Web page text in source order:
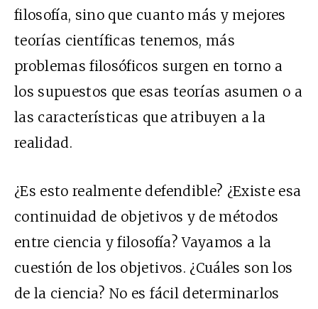
filosofía, sino que cuanto más y mejores
teorías científicas tenemos, más
problemas filosóficos surgen en torno a
los supuestos que esas teorías asumen o a
las características que atribuyen a la
realidad.
¿Es esto realmente defendible? ¿Existe esa
continuidad de objetivos y de métodos
entre ciencia y filosofía? Vayamos a la
cuestión de los objetivos. ¿Cuáles son los
de la ciencia? No es fácil determinarlos